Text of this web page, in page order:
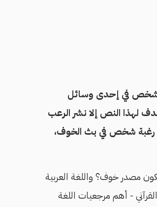
لشخص في إحدى وسائل
لهذا النص إلا نشر الرعب
رغبة شخص في بث الخوف،
مصدر خوف؟ واللغة العربية
- أهم مرجعيات اللغة